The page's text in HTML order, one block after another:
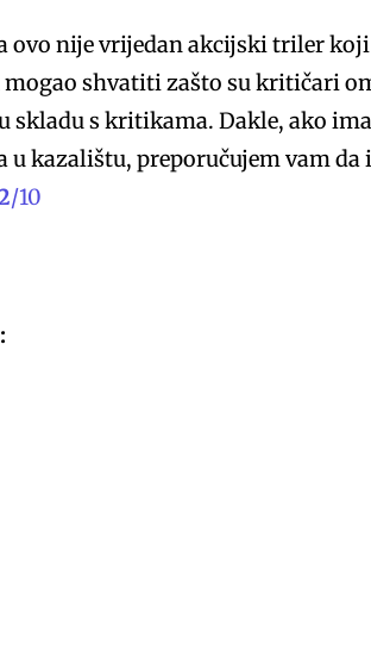
ovo nije vrijedan akcijski triler
shvatiti zašto su kritičari
skladu s kritikama. Dakle, ako
u kazalištu, preporučujem vam da
/10